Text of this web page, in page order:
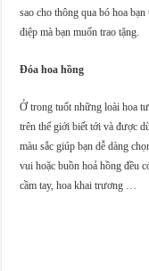
sao cho thông qua bó hoa
điệp mà bạn muốn trao tặng.
Đóa hoa hồng
Ở trong tuốt những loài hoa
trên thế giới biết tới và được
màu sắc giúp bạn dễ dàng
vui hoặc buồn hoả hồng đều
cầm tay, hoa khai trương …